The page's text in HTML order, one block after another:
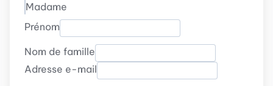
Madame
Prénom
Nom de famille
Adresse e-mail